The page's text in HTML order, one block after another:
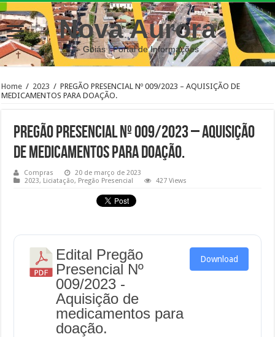
Nova Aurora
– Goiás | Portal de Informações
Home / 2023 / PREGÃO PRESENCIAL Nº 009/2023 – AQUISIÇÃO DE
MEDICAMENTOS PARA DOAÇÃO.
PREGÃO PRESENCIAL Nº 009/2023 – AQUISIÇÃO
DE MEDICAMENTOS PARA DOAÇÃO.
Compras
20 de março de 2023
2023, Liciatação, Pregão Presencial 427 Views
Edital Pregão
Presencial Nº
009/2023 -
Aquisição de
medicamentos para
doação.
Download